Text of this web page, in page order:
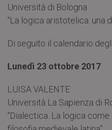
Università di Bologna
“La logica aristotelica: una
Di seguito il calendario
Lunedì 23 ottobre 2017
LUISA VALENTE
Università La Sapienza di
“Dialectica. La logica come